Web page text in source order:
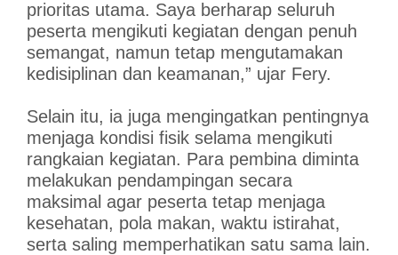
prioritas utama. Saya berharap seluruh
peserta mengikuti kegiatan dengan penuh
semangat, namun tetap mengutamakan
kedisiplinan dan keamanan,” ujar Fery.
Selain itu, ia juga mengingatkan pentingnya
menjaga kondisi fisik selama mengikuti
rangkaian kegiatan. Para pembina diminta
melakukan pendampingan secara
maksimal agar peserta tetap menjaga
kesehatan, pola makan, waktu istirahat,
serta saling memperhatikan satu sama lain.